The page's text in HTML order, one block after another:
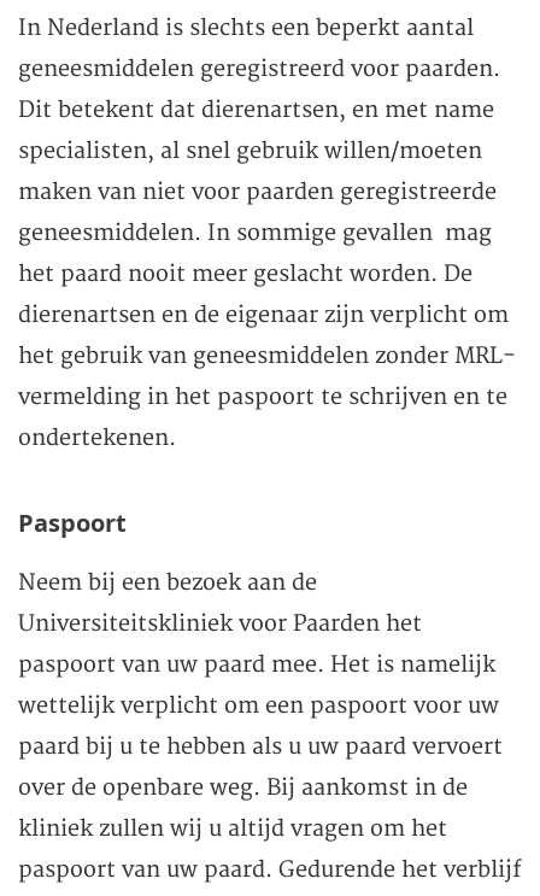
In Nederland is slechts een beperkt aantal
geneesmiddelen geregistreerd voor paarden.
Dit betekent dat dierenartsen, en met name
specialisten, al snel gebruik willen/moeten
maken van niet voor paarden geregistreerde
geneesmiddelen. In sommige gevallen mag
het paard nooit meer geslacht worden. De
dierenartsen en de eigenaar zijn verplicht om
het gebruik van geneesmiddelen zonder MRL-
vermelding in het paspoort te schrijven en te
ondertekenen.
Paspoort
Neem bij een bezoek aan de
Universiteitskliniek voor Paarden het
paspoort van uw paard mee. Het is namelijk
wettelijk verplicht om een paspoort voor uw
paard bij u te hebben als u uw paard vervoert
over de openbare weg. Bij aankomst in de
kliniek zullen wij u altijd vragen om het
paspoort van uw paard. Gedurende het verblijf